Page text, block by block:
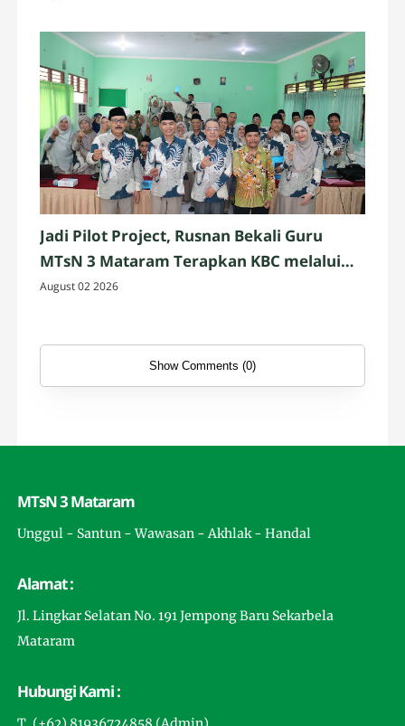
Jadi Pilot Project, Rusnan Bekali Guru
MTsN 3 Mataram Terapkan KBC melalui
Workshop
August 02 2026
Show Comments (0)
MTsN 3 Mataram
Unggul - Santun - Wawasan - Akhlak - Handal
Alamat :
Jl. Lingkar Selatan No. 191 Jempong Baru Sekarbela
Mataram
Hubungi Kami :